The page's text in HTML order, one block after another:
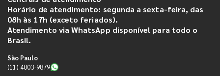
Horário de atendimento: segunda a sexta-feira, das
08h às 17h (exceto feriados).
Atendimento via WhatsApp disponível para todo o
Brasil.
São Paulo
(11) 4003-9879